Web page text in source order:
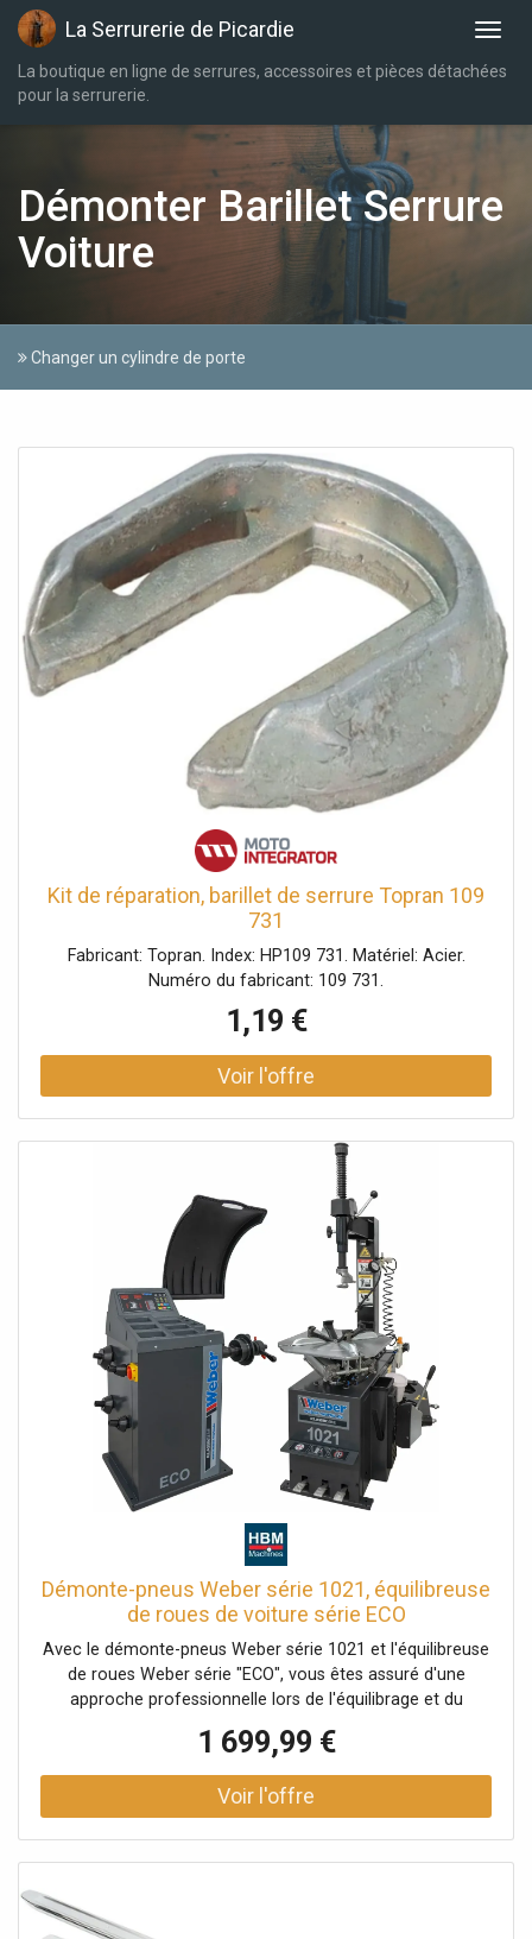
La Serrurerie de Picardie
La boutique en ligne de serrures, accessoires et pièces détachées
pour la serrurerie.
Démonter Barillet Serrure
Voiture
Changer un cylindre de porte
Kit de réparation, barillet de serrure Topran 109
731
Fabricant: Topran. Index: HP109 731. Matériel: Acier.
Numéro du fabricant: 109 731.
1,19 €
Démonte-pneus Weber série 1021, équilibreuse
de roues de voiture série ECO
Avec le démonte-pneus Weber série 1021 et l'équilibreuse
de roues Weber série "ECO", vous êtes assuré d'une
approche professionnelle lors de l'équilibrage et du
est équipé d'une colonne de montage inclinable
pneumatiquement, ce qui facilite le démontage et le
montage rapides des pneus. Il est actionné par trois
pédales avant et un levier pour le bras de montage
de poussée permet de presser le talon du pneu derrière la
tête de montage. L'équilibreuse de roues est conçue pour
1 699,99 €